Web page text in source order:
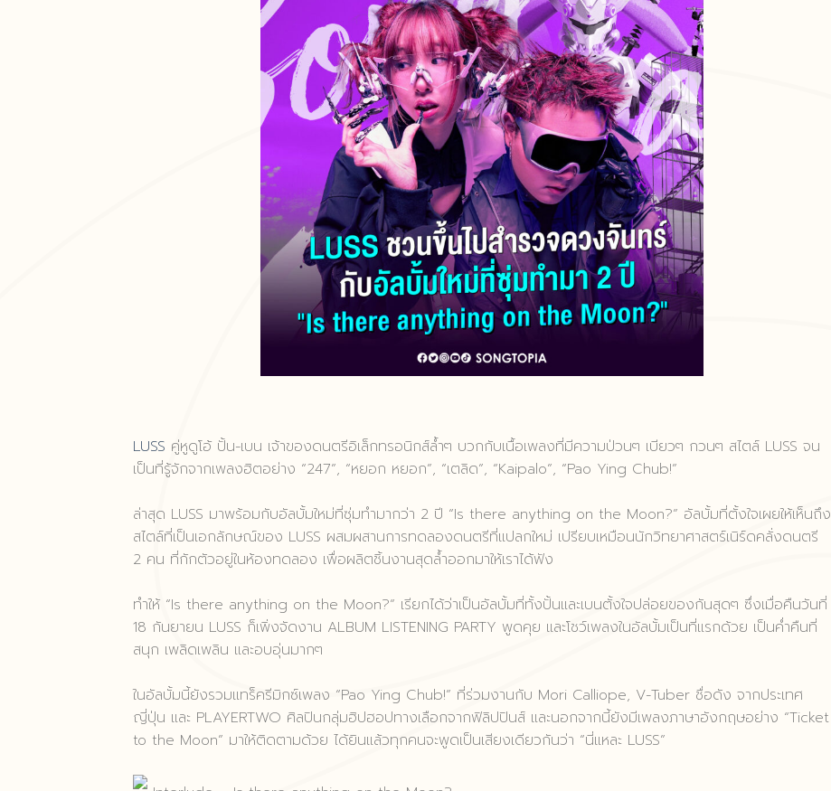
LUSS คู่หูดูโอ้ ปั้น-เบน เจ้าของดนตรีอิเล็กทรอนิกส์ล้ำๆ บวกกับเนื้อเพลงที่มีความป่วนๆ เบียวๆ กวนๆ สไตล์ LUSS จน
เป็นที่รู้จักจากเพลงฮิตอย่าง “247”, “หยอก หยอก”, “เตลิด”, “Kaipalo”, “Pao Ying Chub!”
ล่าสุด LUSS มาพร้อมกับอัลบั้มใหม่ที่ซุ่มทำมากว่า 2 ปี “Is there anything on the Moon?” อัลบั้มที่ตั้งใจเผยให้เห็นถึง
สไตล์ที่เป็นเอกลักษณ์ของ LUSS ผสมผสานการทดลองดนตรีที่แปลกใหม่ เปรียบเหมือนนักวิทยาศาสตร์เนิร์ดคลั่งดนตรี
2 คน ที่กักตัวอยู่ในห้องทดลอง เพื่อผลิตชิ้นงานสุดล้ำออกมาให้เราได้ฟัง
ทำให้ “Is there anything on the Moon?” เรียกได้ว่าเป็นอัลบั้มที่ทั้งปั้นและเบนตั้งใจปล่อยของกันสุดๆ ซึ่งเมื่อคืนวันที่
18 กันยายน LUSS ก็เพิ่งจัดงาน ALBUM LISTENING PARTY พูดคุย และโชว์เพลงในอัลบั้มเป็นที่แรกด้วย เป็นค่ำคืนที่
สนุก เพลิดเพลิน และอบอุ่นมากๆ
ในอัลบั้มนี้ยังรวมแทร็ครีมิกซ์เพลง “Pao Ying Chub!” ที่ร่วมงานกับ Mori Calliope, V-Tuber ชื่อดัง จากประเทศ
ญี่ปุ่น และ PLAYERTWO ศิลปินกลุ่มฮิปฮอปทางเลือกจากฟิลิปปินส์ และนอกจากนี้ยังมีเพลงภาษาอังกฤษอย่าง “Ticket
to the Moon” มาให้ติดตามด้วย ได้ยินแล้วทุกคนจะพูดเป็นเสียงเดียวกันว่า “นี่แหละ LUSS”